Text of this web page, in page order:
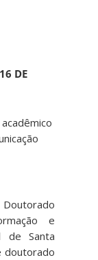
DE
e
de Santa
doutorado